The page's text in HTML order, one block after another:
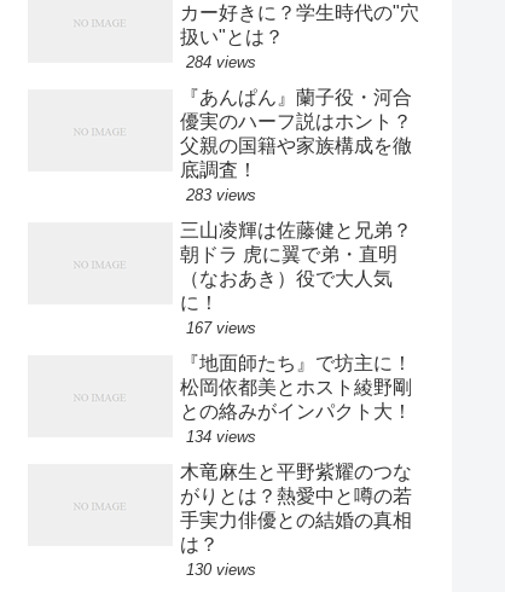
カー好きに？学生時代の"穴
扱い"とは？
284 views
『あんぱん』蘭子役・河合
優実のハーフ説はホント？
父親の国籍や家族構成を徹
底調査！
283 views
三山凌輝は佐藤健と兄弟？
朝ドラ 虎に翼で弟・直明
（なおあき）役で大人気
に！
167 views
『地面師たち』で坊主に！
松岡依都美とホスト綾野剛
との絡みがインパクト大！
134 views
木竜麻生と平野紫耀のつな
がりとは？熱愛中と噂の若
手実力俳優との結婚の真相
は？
130 views